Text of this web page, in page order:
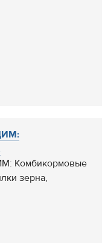
Комбикормовые
зерна,